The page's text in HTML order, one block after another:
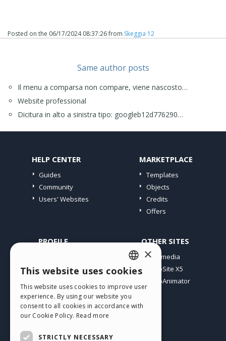
Posted on the 06/17/2024 08:37:26from Skeggia 12
Same author posts
Il menu a comparsa non compare, viene nascosto…
Website professional
Dicitura in alto a sinistra tipo: googleb12d776290…
HELP CENTER
Guides
Community
Users' Websites
MARKETPLACE
Templates
Objects
Credits
Offers
PROFILE
My Licences
Webhosting
My Credits
OTHER SITES
Incomedia
WebSite X5
WebAnimator
ENGLISH
ITALIAN
GERMAN
×
This website uses cookies
This website uses cookies to improve user
experience. By using our website you
consent to all cookies in accordance with
our Cookie Policy. Read more
STRICTLY NECESSARY